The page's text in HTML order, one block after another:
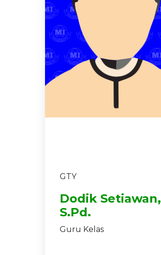
GTY
Dodik Setiawan,
S.Pd.
Guru Kelas